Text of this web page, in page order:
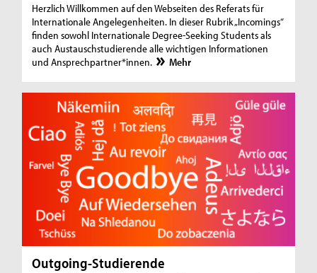
Herzlich Willkommen auf den Webseiten des Referats für
Internationale Angelegenheiten. In dieser Rubrik „Incomings“
finden sowohl Internationale Degree-Seeking Students als
auch Austauschstudierende alle wichtigen Informationen
und Ansprechpartner*innen.
Mehr
Outgoing-Studierende